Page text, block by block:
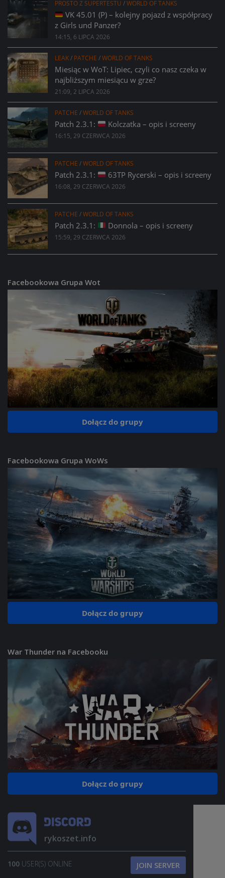
PROSTO Z SUPERTESTU / WORLD OF TANKS
VK 45.01 (P) – kolejny pojazd z współpracy
z Girls und Panzer?
14:15, 6 LIPCA 2026
LEAK/ PATCHE / WORLD OF TANKS
Miesiąc w WoT: Lipiec, czyli co nasz czeka w
najbliższym miesiącu w grze?
21:09, 2 LIPCA 2026
PATCHE / WORLD OF TANKS
Patch 2.3.1: Kolczatka – opis i screeny
16:15, 29 CZERWCA 2026
PATCHE / WORLD OF TANKS
Patch 2.3.1: 63TP Rycerski – opis i screeny
16:08, 29 CZERWCA 2026
PATCHE / WORLD OF TANKS
Patch 2.3.1: Donnola – opis i screeny
15:59, 29 CZERWCA 2026
Facebookowa Grupa Wot
Dołącz do grupy
Facebookowa Grupa WoWs
Dołącz do grupy
War Thunder na Facebooku
Dołącz do grupy
rykoszet.info
100 USER(S) ONLINE JOIN SERVER